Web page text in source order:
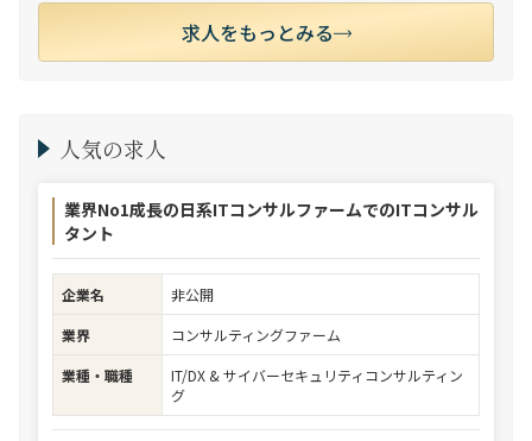
求人をもっとみる
人気の求人
業界No1成長の日系ITコンサルファームでのITコンサル
タント
企業名
非公開
業界
コンサルティングファーム
業種・職種
IT/DX & サイバーセキュリティコンサルティン
グ